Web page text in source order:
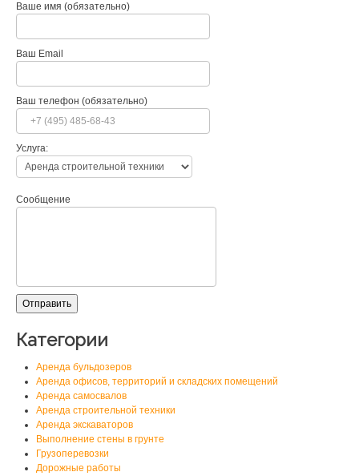
Ваше имя (обязательно)
Ваш Email
Ваш телефон (обязательно)
Услуга:
Сообщение
Категории
Аренда бульдозеров
Аренда офисов, территорий и складских помещений
Аренда самосвалов
Аренда строительной техники
Аренда экскаваторов
Выполнение стены в грунте
Грузоперевозки
Дорожные работы